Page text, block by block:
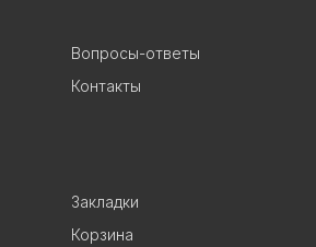
Вопросы-ответы
Контакты
Закладки
Корзина